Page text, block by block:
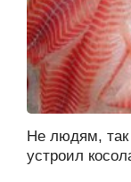
Не людям,
устроил